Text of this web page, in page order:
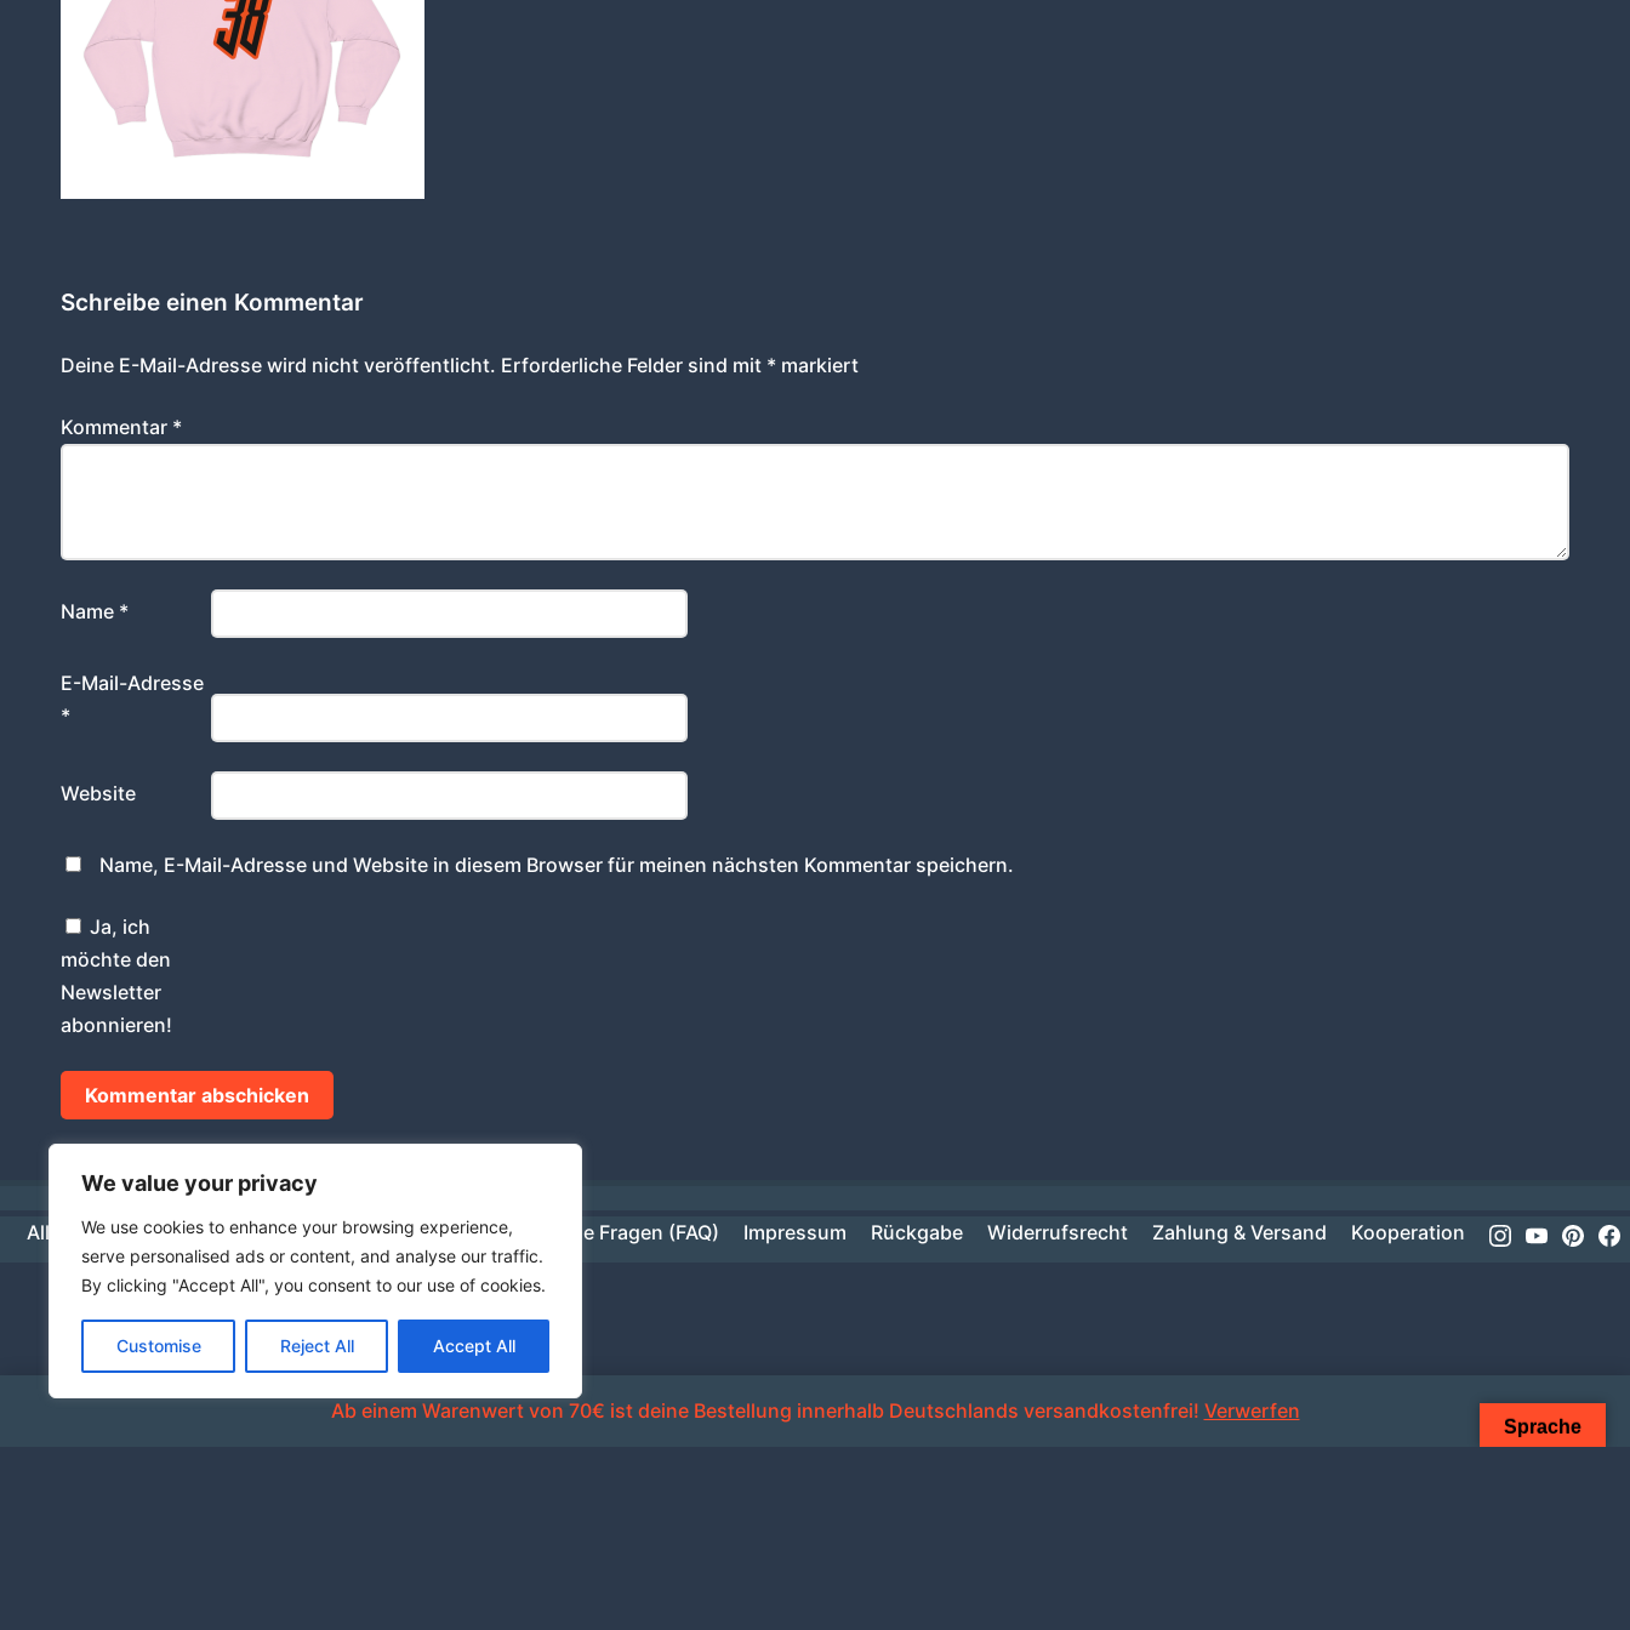
We value your privacy
We use cookies to enhance your browsing experience,
serve personalised ads or content, and analyse our traffic.
By clicking "Accept All", you consent to our use of cookies.
Customise Reject All Accept All
Ab einem Warenwert von 70€ ist deine Bestellung innerhalb Deutschlands versandkostenfrei! Verwerfen
Schreibe einen Kommentar
Deine E-Mail-Adresse wird nicht veröffentlicht. Erforderliche Felder sind mit * markiert
Kommentar *
Name *
E-Mail-Adresse
*
Website
Name, E-Mail-Adresse und Website in diesem Browser für meinen nächsten Kommentar speichern.
Ja, ich
möchte den
Newsletter
abonnieren!
Allgemeine Geschäftsbedingungen Datenschutz Häufige Fragen (FAQ) Impressum Rückgabe Widerrufsrecht Zahlung & Versand Kooperation Instagram
Youtube
Sprache